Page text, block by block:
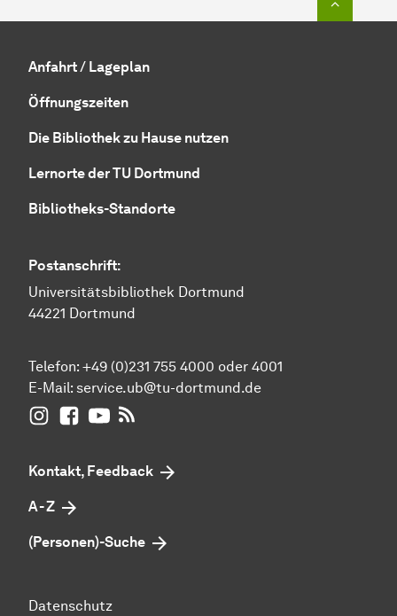
Anfahrt / Lageplan
Öffnungszeiten
Die Bibliothek zu Hause nutzen
Lernorte der TU Dortmund
Bibliotheks-Standorte
Postanschrift:
Universitätsbibliothek Dortmund
44221 Dortmund
Telefon: +49 (0)231 755 4000 oder 4001
E-Mail: service.ub@tu-dortmund.de
UB Dortmund auf Instagram
UB Dortmund auf Facebook
UB Dortmund auf YouTube
Kontakt, Feedback
A - Z
(Personen)-Suche
Datenschutz